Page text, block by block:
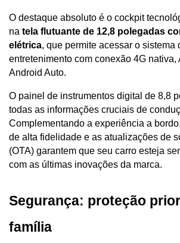
O destaque absoluto é o cockpit
na tela flutuante de 12,8 polegadas
elétrica, que permite acessar o sistema
entretenimento com conexão 4G
Android Auto.
O painel de instrumentos digital de 8,8
todas as informações cruciais de
Complementando a experiência a
de alta fidelidade e as atualizações de
(OTA) garantem que seu carro esteja
com as últimas inovações da marca.
Segurança: proteção
família